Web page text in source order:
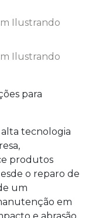
para
alta tecnologia
produtos
o reparo de
um
em